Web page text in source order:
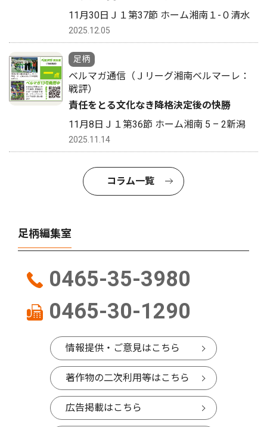
11月30日Ｊ１第37節 ホーム湘南１-０清水
2025.12.05
足柄
ベルマガ通信（Ｊリーグ湘南ベルマーレ：
戦評）
責任をとる文化なき降格決定後の快勝
11月8日Ｊ１第36節 ホーム湘南 5 – 2新潟
2025.11.14
コラム一覧
足柄編集室
0465-35-3980
0465-30-1290
情報提供・ご意見はこちら
著作物の二次利用等はこちら
広告掲載はこちら